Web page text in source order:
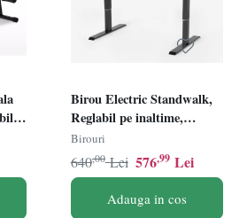
Birou Electric Standwalk,
Reglabil pe inaltime,
Alimentare prin cablu 24W,
Cadru solid din otel, Blat
din lemn cu finisaj
melaminat 1.8 cm,
Rezistent la zgarieturi,
Birouri
576,99 Lei
640,00 Lei
Adauga in cos